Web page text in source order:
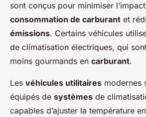
sont conçus pour minimiser
consommation de carburant et
émissions. Certains véhicules
de climatisation électriques, qui
moins gourmands en carburant.
Les véhicules utilitaires modernes
équipés de systèmes de
capables d’ajuster la température